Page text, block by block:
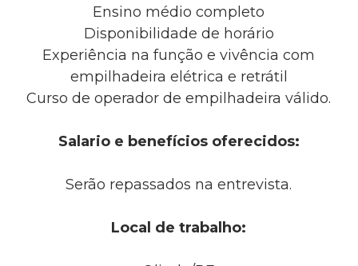
Ensino médio completo
Disponibilidade de horário
Experiência na função e vivência com
empilhadeira elétrica e retrátil
Curso de operador de empilhadeira válido.
Salario e benefícios oferecidos:
Serão repassados na entrevista.
Local de trabalho: